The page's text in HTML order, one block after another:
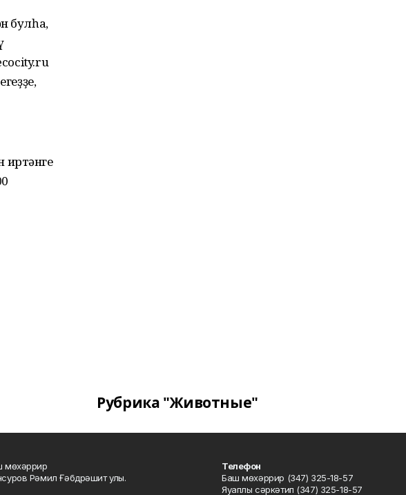
булһа,
иртәнге
Рубрика "Животные"
мөхәррир
Рәмил Ғәбдрәшит улы.
Телефон
Баш мөхәррир (347) 325-18-57
Яуаплы сәркәтип (347) 325-18-57